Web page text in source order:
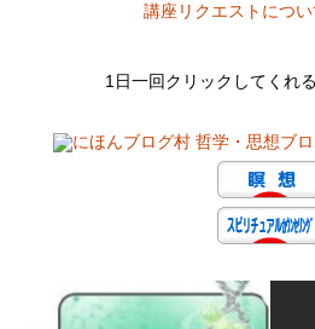
講座リクエストにつ
1日一回クリックしてくれ